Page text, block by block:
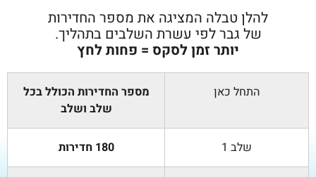
להלן טבלה המציגה את מספר החדירות
של גבר לפי עשרת השלבים בתהליך.
יותר זמן לסקס = פחות לחץ
התחל כאן
מספר החדירות הכולל בכל
שלב ושלב
שלב 1 180 חדירות